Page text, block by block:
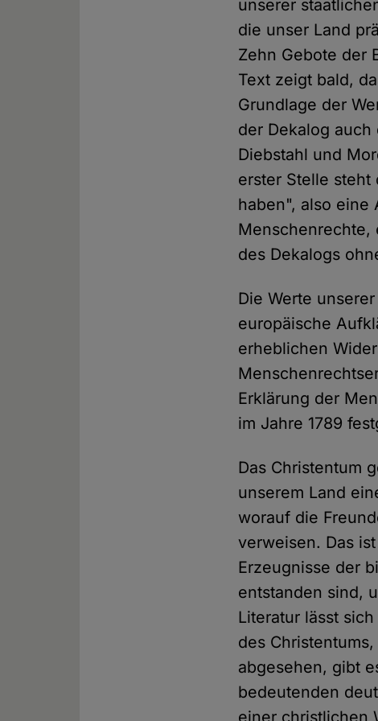
unserer
die unser Land
Zehn Gebote der
Text zeigt bald,
Grundlage der
der Dekalog
Diebstahl und
erster Stelle
haben", also eine
Menschenrechte,
des Dekalogs
Die Werte
europäische
erheblichen
Erklärung der
im Jahre 1789
Das Christentum
unserem Land
worauf die
verweisen. Das
Erzeugnisse der
entstanden sind,
Literatur lässt
des
abgesehen, gibt
bedeutenden